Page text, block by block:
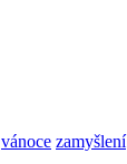
vánoce zamyšlení